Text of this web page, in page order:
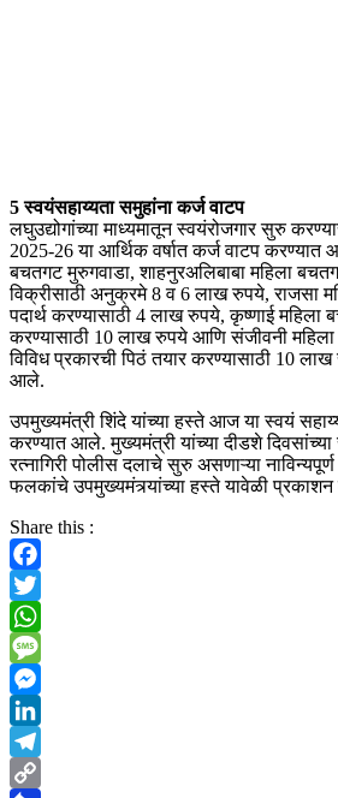
5 स्वयंसहाय्यता समुहांना कर्ज वाटप
लघुउद्योगांच्या माध्यमातून स्वयंरोजगार सुरु
2025-26 या आर्थिक वर्षात कर्ज वाटप करण्यात
बचतगट मुरुगवाडा, शाहनुरअलिबाबा महिला
विक्रीसाठी अनुक्रमे 8 व 6 लाख रुपये, राजसा
पदार्थ करण्यासाठी 4 लाख रुपये, कृष्णाई महिला
करण्यासाठी 10 लाख रुपये आणि संजीवनी महिला
विविध प्रकारची पिठं तयार करण्यासाठी 10
आले.
उपमुख्यमंत्री शिंदे यांच्या हस्ते आज या स्वयं
करण्यात आले. मुख्यमंत्री यांच्या दीडशे दिवसांच्या
रत्नागिरी पोलीस दलाचे सुरु असणाऱ्या
फलकांचे उपमुख्यमंत्र्यांच्या हस्ते यावेळी
Share this :
Facebook
Twitter
WhatsApp
Message
Messenger
LinkedIn
Telegram